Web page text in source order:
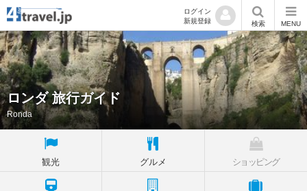
ログイン
新規登録
検索 MENU
ロンダ 旅行ガイド
Ronda
観光 グルメ ショッピング